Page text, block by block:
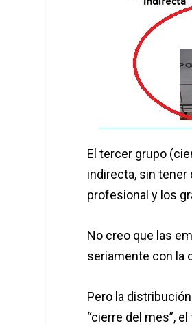
El tercer grupo
indirecta, sin
profesional y los
No creo que las
seriamente con la
Pero la
“cierre del mes”,